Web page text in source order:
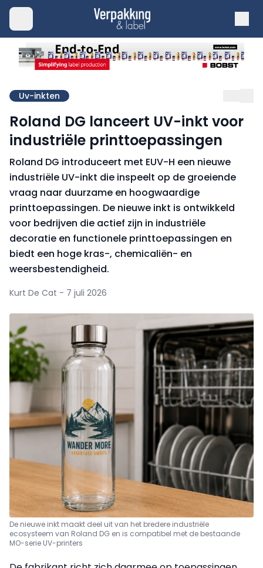
Uv-inkten
Roland DG lanceert UV-inkt voor
industriële printtoepassingen
Roland DG introduceert met EUV-H een nieuwe
industriële UV-inkt die inspeelt op de groeiende
vraag naar duurzame en hoogwaardige
printtoepassingen. De nieuwe inkt is ontwikkeld
voor bedrijven die actief zijn in industriële
decoratie en functionele printtoepassingen en
biedt een hoge kras-, chemicaliën- en
weersbestendigheid.
Kurt De Cat - 7 juli 2026
De nieuwe inkt maakt deel uit van het bredere industriële
ecosysteem van Roland DG en is compatibel met de bestaande
MO-serie UV-printers